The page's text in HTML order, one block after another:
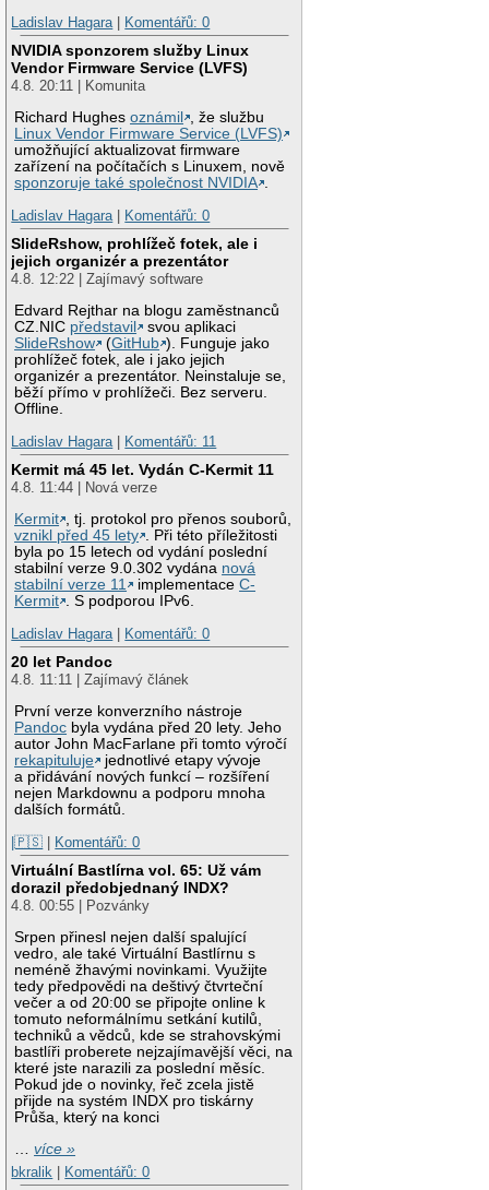
Ladislav Hagara
Komentářů: 0
NVIDIA sponzorem služby Linux
Vendor Firmware Service (LVFS)
4.8. 20:11 | Komunita
Richard Hughesoznámil
, že službu
Linux Vendor Firmware Service (LVFS)
umožňující aktualizovat firmware
zařízení na počítačích s Linuxem, nově
sponzoruje také společnost NVIDIA .
Ladislav Hagara | Komentářů: 0
SlideRshow, prohlížeč fotek, ale i
jejich organizér a prezentátor
4.8. 12:22 | Zajímavý software
Edvard Rejthar na blogu zaměstnanců
CZ.NIC představil
svou aplikaci
SlideRshow
(GitHub ). Funguje jako
prohlížeč fotek, ale i jako jejich
organizér a prezentátor. Neinstaluje se,
běží přímo v prohlížeči. Bez serveru.
Offline.
Ladislav Hagara | Komentářů: 11
Kermit má 45 let. Vydán C-Kermit 11
4.8. 11:44 | Nová verze
Kermit , tj. protokol pro přenos souborů,
vznikl před 45 lety . Při této příležitosti
byla po 15 letech od vydání poslední
stabilní verze 9.0.302 vydána nová
stabilní verze 11
implementaceC-
Kermit . S podporou IPv6.
Ladislav Hagara | Komentářů: 0
20 let Pandoc
4.8. 11:11 | Zajímavý článek
První verze konverzního nástroje
Pandoc byla vydána před 20 lety. Jeho
autor John MacFarlane při tomto výročí
rekapituluje
jednotlivé etapy vývoje
a přidávání nových funkcí – rozšíření
nejen Markdownu a podporu mnoha
dalších formátů.
|🇵🇸 | Komentářů: 0
Virtuální Bastlírna vol. 65: Už vám
dorazil předobjednaný INDX?
4.8. 00:55 | Pozvánky
Srpen přinesl nejen další spalující
vedro, ale také Virtuální Bastlírnu s
neméně žhavými novinkami. Využijte
tedy předpovědi na deštivý čtvrteční
večer a od 20:00 se připojte online k
tomuto neformálnímu setkání kutilů,
techniků a vědců, kde se strahovskými
bastlíři proberete nejzajímavější věci, na
které jste narazili za poslední měsíc.
Pokud jde o novinky, řeč zcela jistě
přijde na systém INDX pro tiskárny
Průša, který na konci
…více »
bkralik
Komentářů: 0